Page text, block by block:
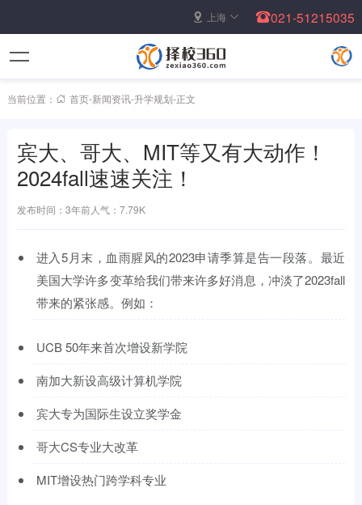
上海 021-51215035
当前位置： 首页-新闻资讯-升学规划-正文
宾大、哥大、MIT等又有大动作！
2024fall速速关注！
发布时间：3年前人气：7.79K
进入5月末，血雨腥风的2023申请季算是告一段落。最近
美国大学许多变革给我们带来许多好消息，冲淡了2023fall
带来的紧张感。例如：
UCB 50年来首次增设新学院
南加大新设高级计算机学院
宾大专为国际生设立奖学金
哥大CS专业大改革
MIT增设热门跨学科专业